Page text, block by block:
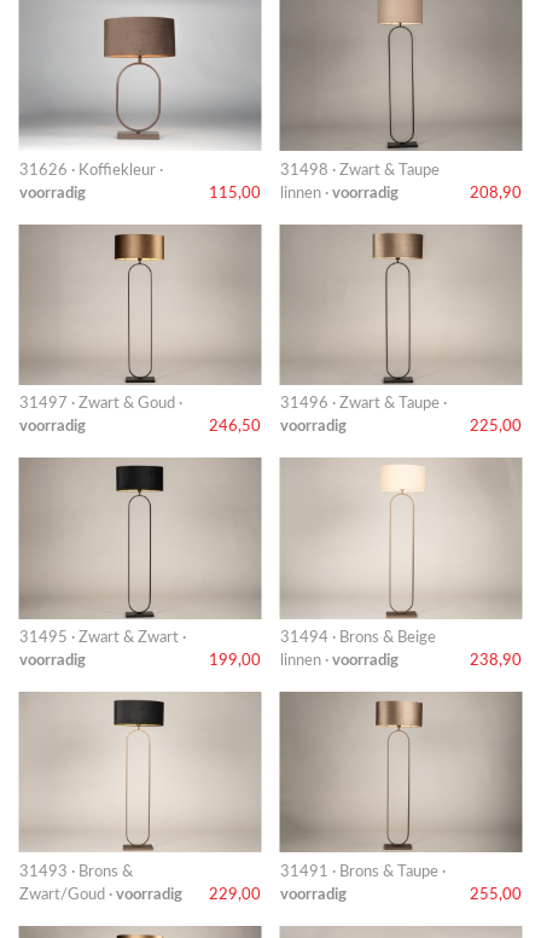
31626 · Koffiekleur ·
voorradig
115,00
31498 · Zwart & Taupe
linnen · voorradig 208,90
31497 · Zwart & Goud ·
voorradig
246,50
31496 · Zwart & Taupe ·
voorradig
225,00
31495 · Zwart & Zwart ·
voorradig
199,00
31494 · Brons & Beige
linnen · voorradig 238,90
31493 · Brons &
Zwart/Goud · voorradig 229,00
31491 · Brons & Taupe ·
voorradig
255,00